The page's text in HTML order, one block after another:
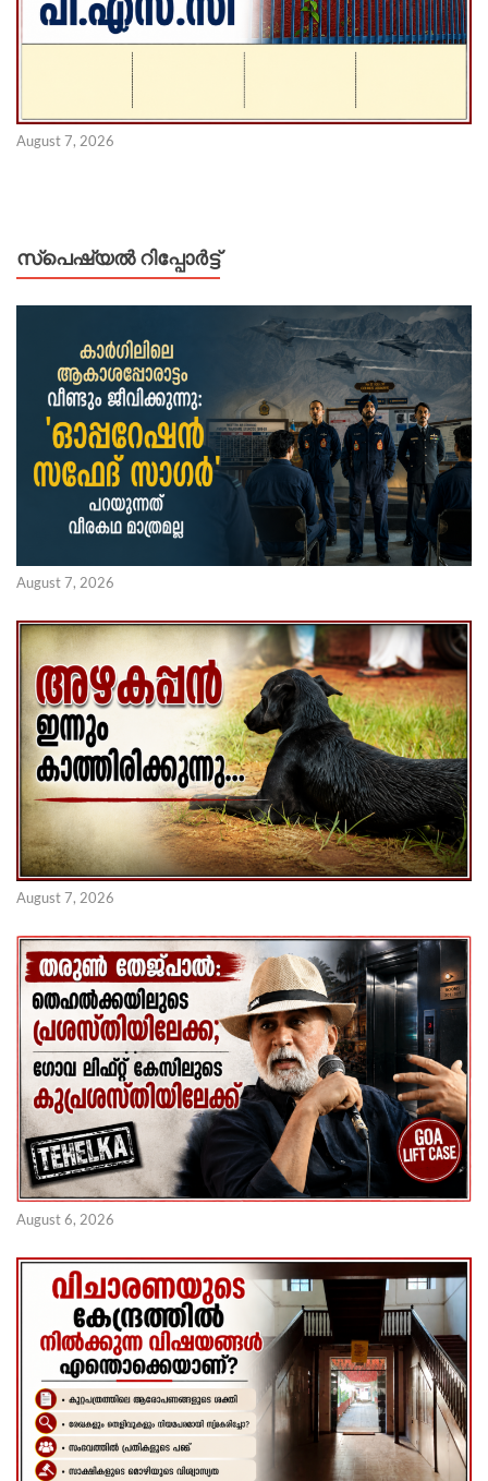
August 7, 2026
സ്പെഷ്യൽ റിപ്പോര്‍ട്ട്
August 7, 2026
August 7, 2026
August 6, 2026